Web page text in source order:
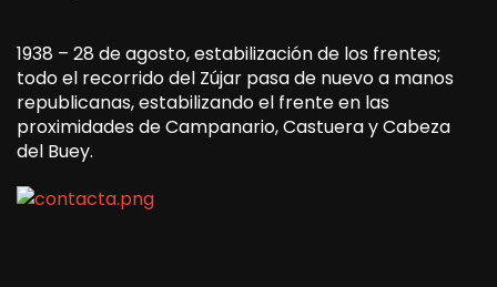
1938 – 28 de agosto, estabilización de los frentes;
todo el recorrido del Zújar pasa de nuevo a manos
republicanas, estabilizando el frente en las
proximidades de Campanario, Castuera y Cabeza
del Buey.